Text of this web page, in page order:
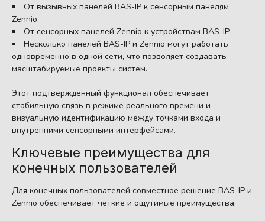
От вызывных панелей BAS-IP к сенсорным панелям
Zennio.
От сенсорных панелей Zennio к устройствам BAS-IP.
Несколько панелей BAS-IP и Zennio могут работать
одновременно в одной сети, что позволяет создавать
масштабируемые проекты систем.
Этот подтвержденный функционал обеспечивает
стабильную связь в режиме реального времени и
визуальную идентификацию между точками входа и
внутренними сенсорными интерфейсами.
Ключевые преимущества для
конечных пользователей
Для конечных пользователей совместное решение BAS-IP и
Zennio обеспечивает четкие и ощутимые преимущества: